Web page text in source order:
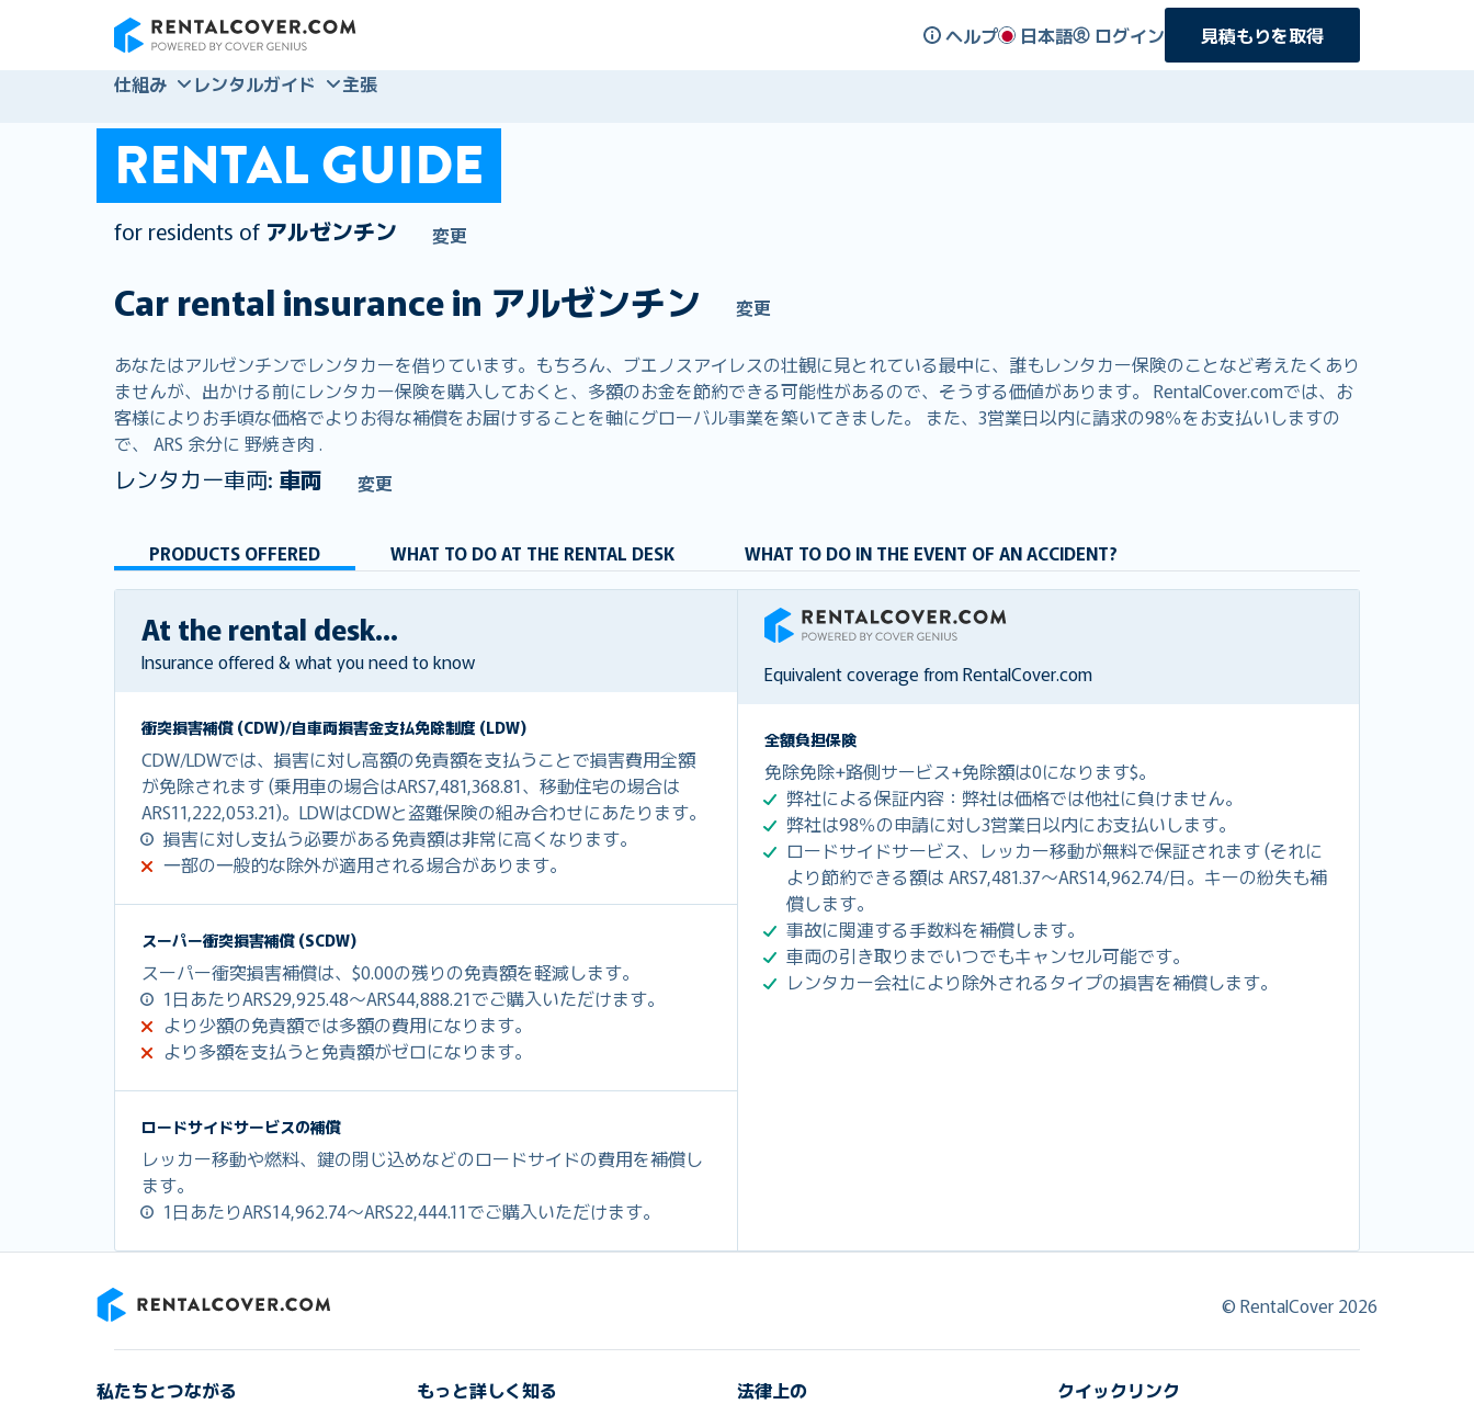
ヘルプ 日本語 ログイン
見積もりを取得
仕組み
レンタルガイド 主張
RENTAL GUIDE
for residents of アルゼンチン 変更
Car rental insurance in アルゼンチン 変更
あなたはアルゼンチンでレンタカーを借りています。もちろん、ブエノスアイレスの壮観に見とれている最中に、誰もレンタカー保険のことなど考えたくあり
ませんが、出かける前にレンタカー保険を購入しておくと、多額のお金を節約できる可能性があるので、そうする価値があります。 RentalCover.comでは、お
客様によりお手頃な価格でよりお得な補償をお届けすることを軸にグローバル事業を築いてきました。 また、3営業日以内に請求の98％をお支払いしますの
で、 ARS 余分に 野焼き肉 .
レンタカー車両: 車両 変更
PRODUCTS OFFERED WHAT TO DO AT THE RENTAL DESK WHAT TO DO IN THE EVENT OF AN ACCIDENT?
At the rental desk...
Insurance offered & what you need to know
衝突損害補償 (CDW)/自車両損害金支払免除制度 (LDW)
CDW/LDWでは、損害に対し高額の免責額を支払うことで損害費用全額
が免除されます (乗用車の場合はARS7,481,368.81、移動住宅の場合は
ARS11,222,053.21)。LDWはCDWと盗難保険の組み合わせにあたります。
損害に対し支払う必要がある免責額は非常に高くなります。
一部の一般的な除外が適用される場合があります。
スーパー衝突損害補償 (SCDW)
スーパー衝突損害補償は、$0.00の残りの免責額を軽減します。
1日あたりARS29,925.48～ARS44,888.21でご購入いただけます。
より少額の免責額では多額の費用になります。
より多額を支払うと免責額がゼロになります。
ロードサイドサービスの補償
レッカー移動や燃料、鍵の閉じ込めなどのロードサイドの費用を補償し
ます。
1日あたりARS14,962.74～ARS22,444.11でご購入いただけます。
RentalCover
Equivalent coverage from RentalCover.com
全額負担保険
免除免除+路側サービス+免除額は0になります$。
弊社による保証内容：弊社は価格では他社に負けません。
弊社は98％の申請に対し3営業日以内にお支払いします。
ロードサイドサービス、レッカー移動が無料で保証されます (それに
より節約できる額は ARS7,481.37～ARS14,962.74/日。キーの紛失も補
償します。
事故に関連する手数料を補償します。
車両の引き取りまでいつでもキャンセル可能です。
レンタカー会社により除外されるタイプの損害を補償します。
© RentalCover 2026
私たちとつながる
もっと詳しく知る
法律上の
クイックリンク